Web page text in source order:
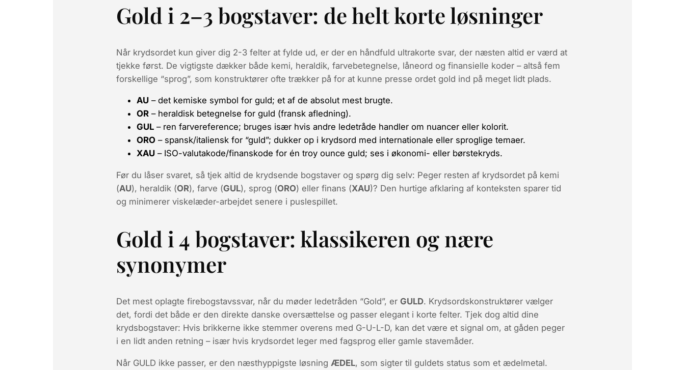
Gold i 2–3 bogstaver: de helt korte løsninger
Når krydsordet kun giver dig 2-3 felter at fylde ud, er der en håndfuld ultrakorte svar, der næsten altid er værd at
tjekke først. De vigtigste dækker både kemi, heraldik, farvebetegnelse, låneord og finansielle koder – altså fem
forskellige “sprog”, som konstruktører ofte trækker på for at kunne presse ordet gold ind på meget lidt plads.
AU – det kemiske symbol for guld; et af de absolut mest brugte.
OR – heraldisk betegnelse for guld (fransk afledning).
GUL – ren farvereference; bruges især hvis andre ledetråde handler om nuancer eller kolorit.
ORO – spansk/italiensk for “guld”; dukker op i krydsord med internationale eller sproglige temaer.
XAU – ISO-valutakode/finanskode for én troy ounce guld; ses i økonomi- eller børstekryds.
Før du låser svaret, så tjek altid de krydsende bogstaver og spørg dig selv: Peger resten af krydsordet på kemi
(AU), heraldik (OR), farve (GUL), sprog (ORO) eller finans (XAU)? Den hurtige afklaring af konteksten sparer tid
og minimerer viskelæder-arbejdet senere i puslespillet.
Gold i 4 bogstaver: klassikeren og nære
synonymer
Det mest oplagte firebogstavssvar, når du møder ledetråden “Gold”, er GULD. Krydsordskonstruktører vælger
det, fordi det både er den direkte danske oversættelse og passer elegant i korte felter. Tjek dog altid dine
krydsbogstaver: Hvis brikkerne ikke stemmer overens med G-U-L-D, kan det være et signal om, at gåden peger
i en lidt anden retning – især hvis krydsordet leger med fagsprog eller gamle stavemåder.
Når GULD ikke passer, er den næsthyppigste løsning ÆDEL, som sigter til guldets status som et ædelmetal.